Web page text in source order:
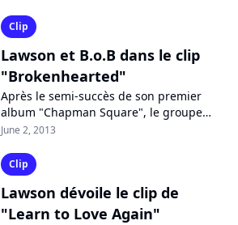
afin...
Clip
Lawson et B.o.B dans le clip
"Brokenhearted"
Après le semi-succès de son premier
album "Chapman Square", le groupe
anglais Lawson a décidé d'enchaîner avec
d'année....
June 2, 2013
Clip
Lawson dévoile le clip de
"Learn to Love Again"